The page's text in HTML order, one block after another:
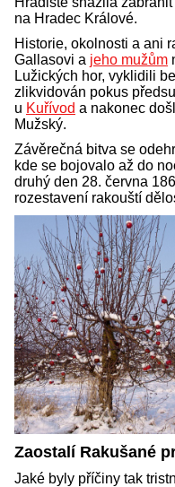
na Hradec Králové.
Historie, okolnosti a ani
Gallasovi a jeho mužům
Lužických hor, vyklidili
zlikvidován pokus
u Kuřívod a nakonec
Mužský.
Závěrečná bitva se
kde se bojovalo až do
druhý den 28. června
rozestavení rakouští
Zaostalí Rakušané
Jaké byly příčiny tak